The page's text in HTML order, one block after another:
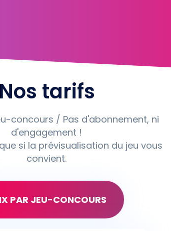
Nos tarifs
concours / Pas d'abonnement, ni
d'engagement !
si la prévisualisation du jeu vous
convient.
PAR JEU-CONCOURS